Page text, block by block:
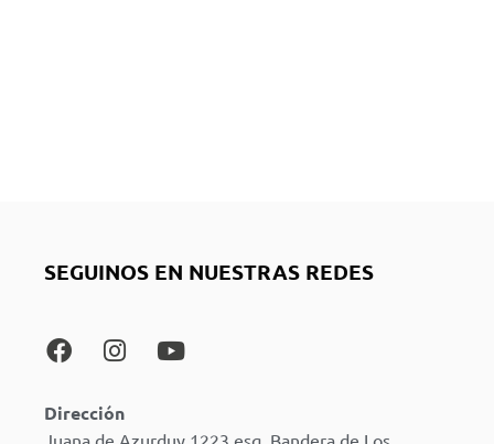
SEGUINOS EN NUESTRAS REDES
Dirección
Juana de Azurduy 1223 esq. Bandera de Los